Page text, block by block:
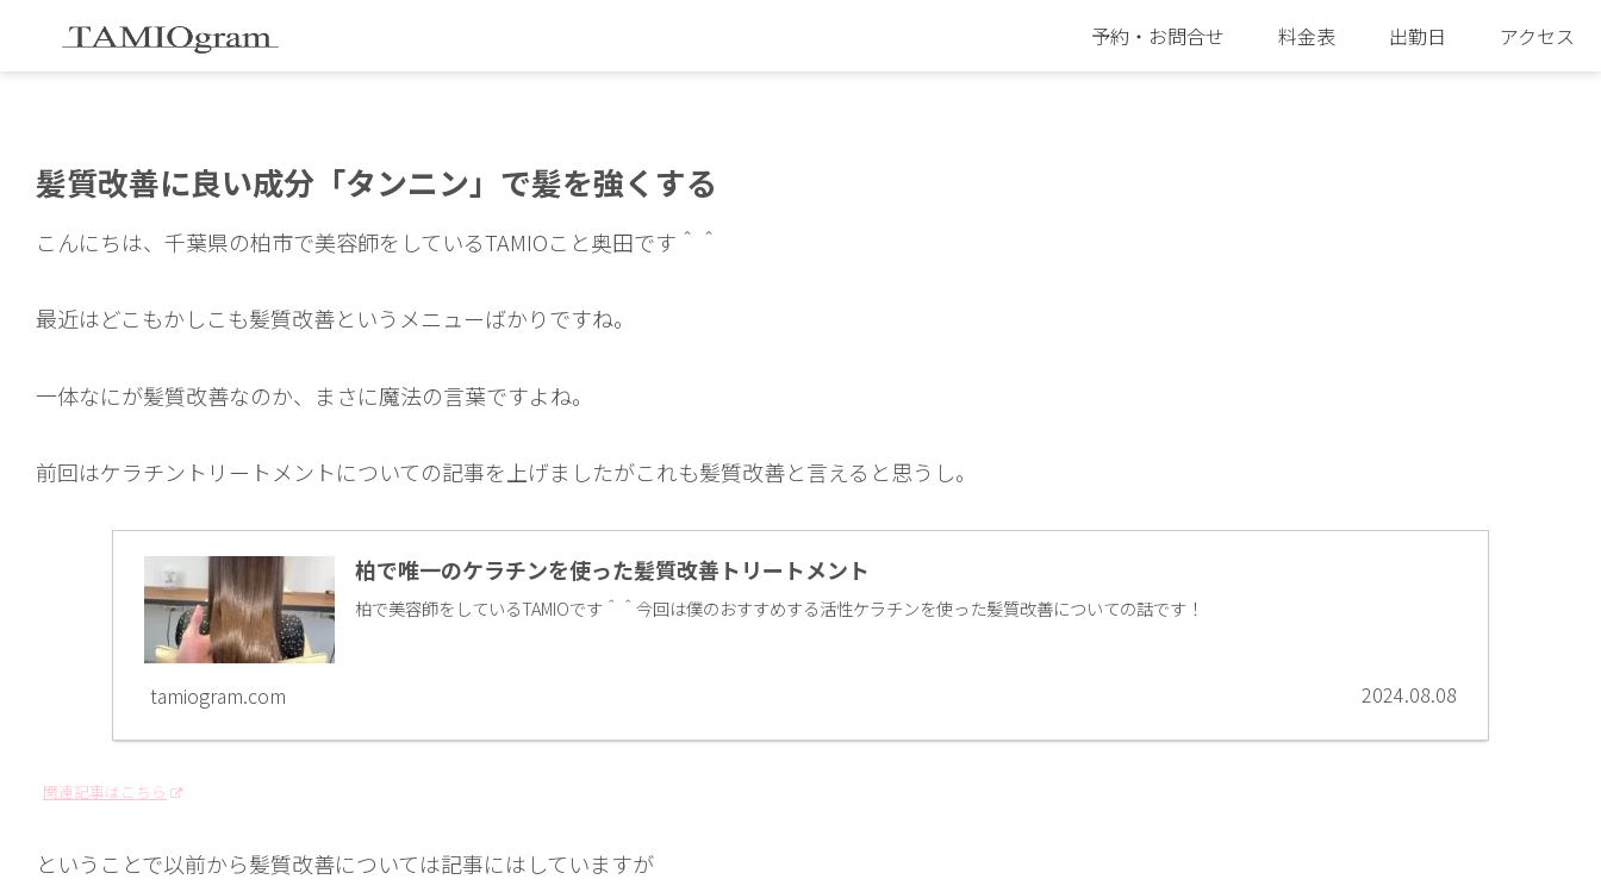
予約・お問合せ 料金表 出勤日 アクセス
髪質改善に良い成分「タンニン」で髪を強くする
こんにちは、千葉県の柏市で美容師をしているTAMIOこと奥田です＾＾
最近はどこもかしこも髪質改善というメニューばかりですね。
一体なにが髪質改善なのか、まさに魔法の言葉ですよね。
前回はケラチントリートメントについての記事を上げましたがこれも髪質改善と言えると思うし。
柏で唯一のケラチンを使った髪質改善トリートメント
柏で美容師をしているTAMIOです＾＾今回は僕のおすすめする活性ケラチンを使った髪質改善についての話です！
tamiogram.com 2024.08.08
関連記事はこちら
ということで以前から髪質改善については記事にはしていますが